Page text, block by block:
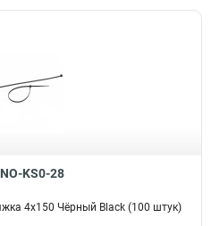
KS0-28
4х150 Чёрный Black (100 штук)